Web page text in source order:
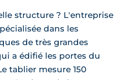
structure ? L'entreprise
dans les
de très grandes
a édifié les portes du
tablier mesure 150